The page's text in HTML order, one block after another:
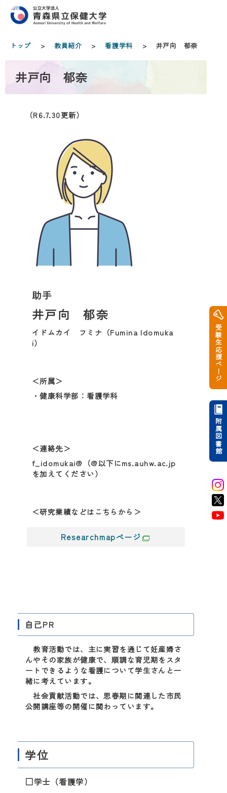
トップ > 教員紹介 >看護学科 > 井戸向 郁奈
井戸向 郁奈
（R6.7.30更新）
助手
井戸向 郁奈
イドムカイ フミナ（Fumina Idomuka
i）
＜所属＞
・健康科学部：看護学科
＜連絡先＞
f_idomukai@（@以下にms.auhw.ac.jp
を加えてください）
＜研究業績などはこちらから＞
Researchmapページ
自己PR
教育活動では、主に実習を通じて妊産婦さ
んやその家族が健康で、順調な育児期をスタ
ートできるような看護について学生さんと一
緒に考えています。
社会貢献活動では、思春期に関連した市民
公開講座等の開催に関わっています。
学位
□学士（看護学）
受験生応援ページ
附属図書館